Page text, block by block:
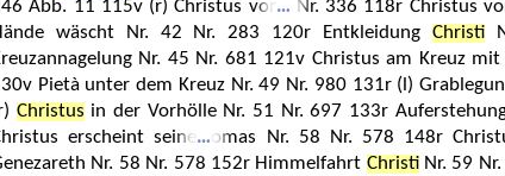
Abb. 11 115v (r) Christus vor
Nr. 336 118r Christus
wäscht Nr. 42 Nr. 283 120r Entkleidung Christi
Nr. 45 Nr. 681 121v Christus am Kreuz
Pietà unter dem Kreuz Nr. 49 Nr. 980 131r (l)
Christus in der Vorhölle Nr. 51 Nr. 697 133r
erscheint seine
omas Nr. 58 Nr. 578 148r
Nr. 58 Nr. 578 152r Himmelfahrt ChristiNr. 59